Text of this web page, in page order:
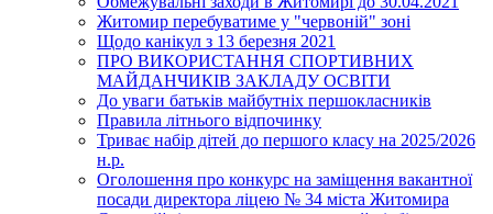
Житомир перебуватиме у "червоній" зоні
Щодо канікул з 13 березня 2021
ПРО ВИКОРИСТАННЯ СПОРТИВНИХ
МАЙДАНЧИКІВ ЗАКЛАДУ ОСВІТИ
До уваги батьків майбутніх першокласників
Правила літнього відпочинку
Триває набір дітей до першого класу на 2025/2026
н.р.
Оголошення про конкурс на заміщення вакантної
посади директора ліцею № 34 міста Житомира